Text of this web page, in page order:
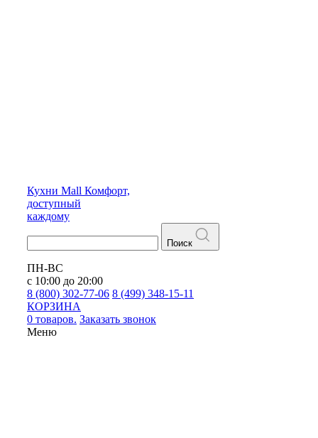
Кухни Mall Комфорт,
доступный
каждому
Поиск
ПН-ВС
с 10:00 до 20:00
8 (800) 302-77-06 8 (499) 348-15-11
КОРЗИНА
0 товаров. Заказать звонок
Меню